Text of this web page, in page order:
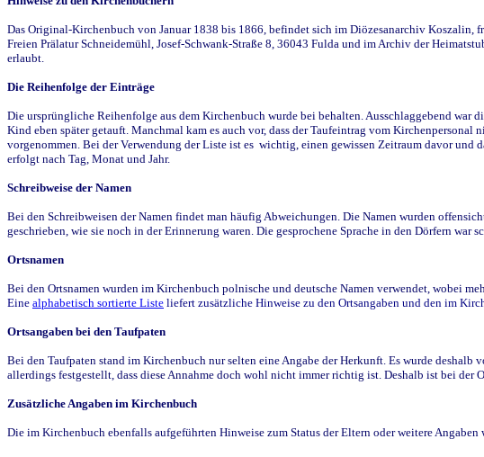
Das Original-Kirchenbuch von Januar 1838 bis 1866, befindet sich im Diözesanarchiv
Freien Prälatur Schneidemühl, Josef-Schwank-Straße 8, 36043 Fulda und im Archiv der
erlaubt.
Die Reihenfolge der Einträge
Die ursprüngliche Reihenfolge aus dem Kirchenbuch wurde bei behalten. Ausschlaggebend
Kind eben später getauft. Manchmal kam es auch vor, dass der Taufeintrag vom
vorgenommen. Bei der Verwendung der Liste ist es wichtig, einen gewissen Zeitraum davor und
erfolgt nach Tag, Monat und Jahr.
Schreibweise der Namen
Bei den Schreibweisen der Namen findet man häufig Abweichungen. Die Namen wurden
geschrieben, wie sie noch in der Erinnerung waren. Die gesprochene Sprache in den Dörfern
Ortsnamen
Bei den Ortsnamen wurden im Kirchenbuch polnische und deutsche Namen verwendet, wobei
Eine alphabetisch sortierte Liste liefert zusätzliche Hinweise zu den Ortsangaben und den im
Ortsangaben bei den Taufpaten
Bei den Taufpaten stand im Kirchenbuch nur selten eine Angabe der Herkunft. Es wurde
allerdings festgestellt, dass diese Annahme doch wohl nicht immer richtig ist. Deshalb ist bei der
Zusätzliche Angaben im Kirchenbuch
Die im Kirchenbuch ebenfalls aufgeführten Hinweise zum Status der Eltern oder weitere Angaben